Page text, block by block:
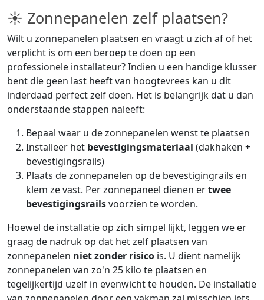
☀ Zonnepanelen zelf plaatsen?
Wilt u zonnepanelen plaatsen en vraagt u zich af of het
verplicht is om een beroep te doen op een
professionele installateur? Indien u een handige klusser
bent die geen last heeft van hoogtevrees kan u dit
inderdaad perfect zelf doen. Het is belangrijk dat u dan
onderstaande stappen naleeft:
Bepaal waar u de zonnepanelen wenst te plaatsen
Installeer het bevestigingsmateriaal (dakhaken +
bevestigingsrails)
Plaats de zonnepanelen op de bevestigingrails en
klem ze vast. Per zonnepaneel dienen ertwee
bevestigingsrailsvoorzien te worden.
Hoewel de installatie op zich simpel lijkt, leggen we er
graag de nadruk op dat het zelf plaatsen van
zonnepanelen niet zonder risico is. U dient namelijk
zonnepanelen van zo'n 25 kilo te plaatsen en
tegelijkertijd uzelf in evenwicht te houden. De installatie